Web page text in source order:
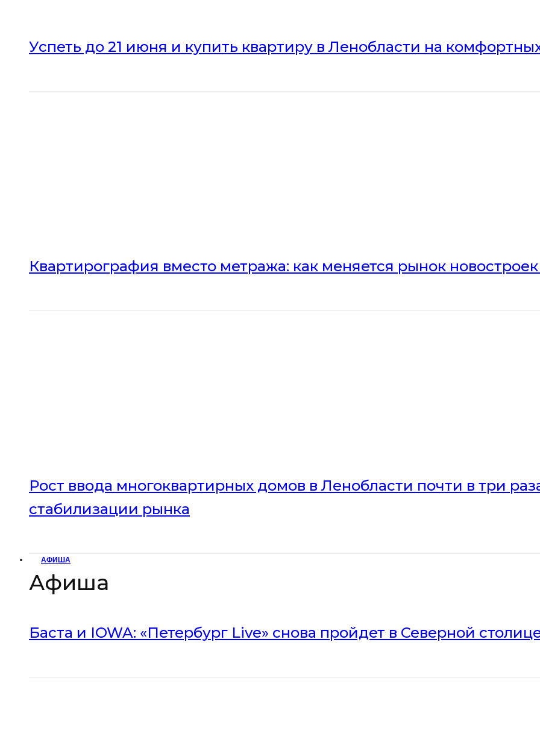
Успеть до 21 июня и купить квартиру в Ленобласти на
Квартирография вместо метража: как меняется рынок
Рост ввода многоквартирных домов в Ленобласти почти в три
стабилизации рынка
АФИША
Афиша
Баста и IOWA: «Петербург Live» снова пройдет в Северной